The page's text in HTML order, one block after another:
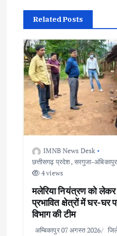
n
a
v
g
a
Related Posts
IMNB News Desk
छत्तीसगढ़ प्रदेश, सरगुजा-अंबिकापुर
4 views
मलेरिया नियंत्रण को
प्रभावित क्षेत्रों में घर-घर
विभाग की टीम
अम्बिकापुर 07 अगस्त 2026/ जिले